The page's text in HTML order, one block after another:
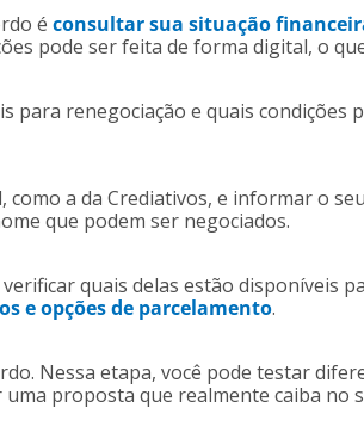
é consultar sua situação
pode ser feita de forma digital, o
para renegociação e quais condições
a da Crediativos, e informar o
que podem ser negociados.
quais delas estão disponíveis
e opções de parcelamento.
Nessa etapa, você pode testar
proposta que realmente caiba no